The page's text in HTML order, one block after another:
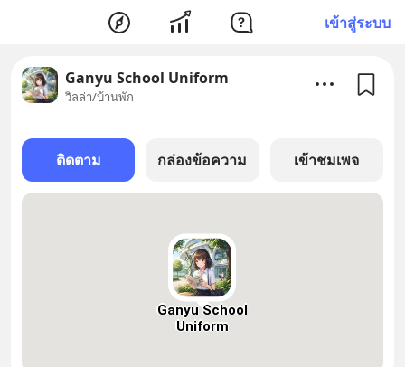
เข้าสู่ระบบ
Ganyu School Uniform
วิลล่า/บ้านพัก
ติดตาม กล่องข้อความ เข้าชมเพจ
Ganyu School
Uniform